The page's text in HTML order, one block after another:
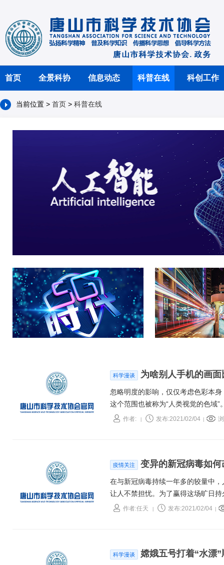
首页 全景科协 信息动态 科普在线 科创工作
当前位置 > 首页 > 科普在线
科学漫谈 为啥别人手机的画
忽略明度的影响，仅仅考虑色彩本
这个范围也被称为“人类视觉的色域
中心的更鲜艳，越往中心靠近，颜
作者: 发布:2021/02/04
疫情关注 变异的新冠病毒如
在与新冠病毒持续一年多的较量中
让人不禁担忧。为了赢得这场旷日
及这些变异意味着什么。
作者:任天 发布:2021/02/04
科学漫谈 嫦娥五号打着“水漂